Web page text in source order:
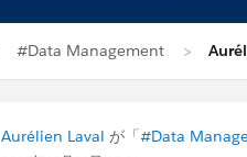
#Data Management
Aurélien Laval が「#Data